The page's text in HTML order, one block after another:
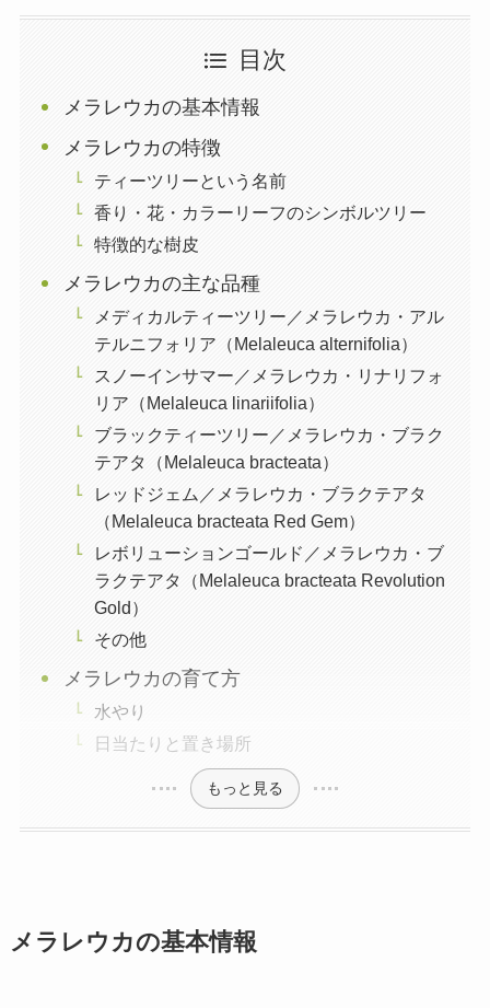
目次
メラレウカの基本情報
メラレウカの特徴
ティーツリーという名前
香り・花・カラーリーフのシンボルツリー
特徴的な樹皮
メラレウカの主な品種
メディカルティーツリー／メラレウカ・アル
テルニフォリア（Melaleuca alternifolia）
スノーインサマー／メラレウカ・リナリフォ
リア（Melaleuca linariifolia）
ブラックティーツリー／メラレウカ・ブラク
テアタ（Melaleuca bracteata）
レッドジェム／メラレウカ・ブラクテアタ
（Melaleuca bracteata Red Gem）
レボリューションゴールド／メラレウカ・ブ
ラクテアタ（Melaleuca bracteata Revolution
Gold）
その他
メラレウカの育て方
水やり
日当たりと置き場所
もっと見る
メラレウカの基本情報